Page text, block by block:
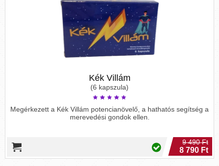
Kék Villám
(6 kapszula)
Megérkezett a Kék Villám potencianövelő, a hathatós segítség a
merevedési gondok ellen.
9 490 Ft
8 790 Ft